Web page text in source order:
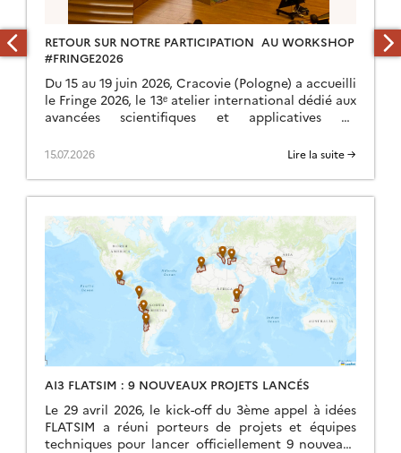
RETOUR SUR NOTRE PARTICIPATION AU WORKSHOP
#FRINGE2026
Du 15 au 19 juin 2026, Cracovie (Pologne) a accueilli
le Fringe 2026, le 13ᵉ atelier international dédié aux
avancées scientifiques et applicatives de
d’ouverture). […]
15.07.2026 Lire la suite →
AI3 FLATSIM : 9 NOUVEAUX PROJETS LANCÉS
Le 29 avril 2026, le kick-off du 3ème appel à idées
FLATSIM a réuni porteurs de projets et équipes
techniques pour lancer officiellement 9 nouveaux